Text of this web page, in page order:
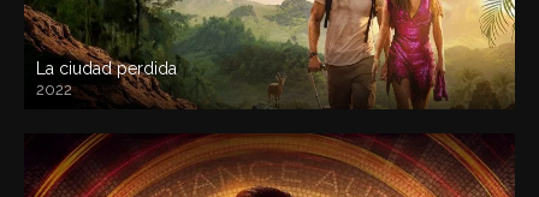
La ciudad perdida
2022